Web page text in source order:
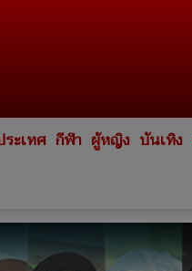
ระเทศ กีฬา ผู้หญิง บันเทิง